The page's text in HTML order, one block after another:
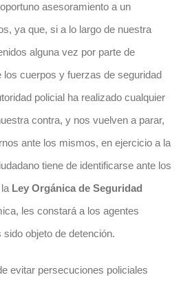
asesoramiento a un
ya que, si a lo largo de nuestra
alguna vez por parte de
los cuerpos y fuerzas de seguridad
policial ha realizado cualquier
contra, y nos vuelven a parar,
ante los mismos, en ejercicio a la
tiene de identificarse ante los
Ley Orgánica de Seguridad
les constará a los agentes
objeto de detención.
evitar persecuciones policiales